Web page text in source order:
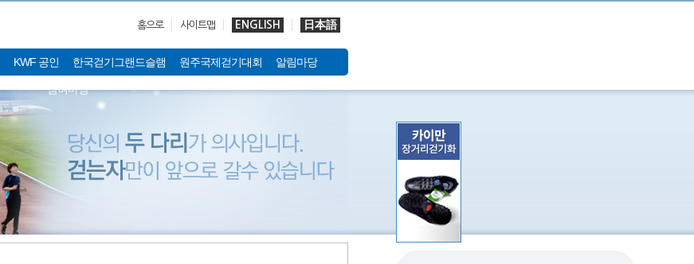
홈으로 사이트맵 ENGLISH 日本語
KWF 공인 한국걷기그랜드슬램 원주국제걷기대회 알림마당
참여마당